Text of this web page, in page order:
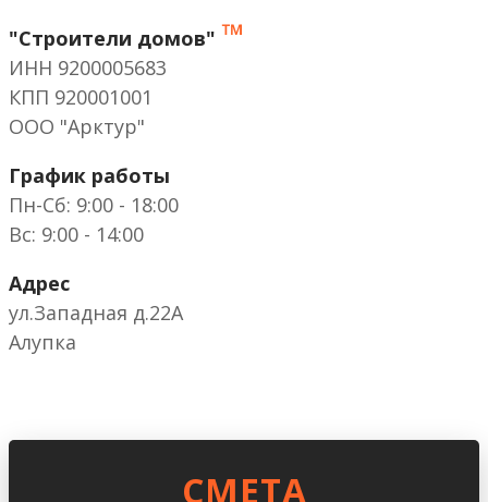
"Строители домов" ™
ИНН 9200005683
КПП 920001001
ООО "Арктур"
График работы
Пн-Сб: 9:00 - 18:00
Вс: 9:00 - 14:00
Адрес
ул.Западная д.22А
Алупка
CМЕТА